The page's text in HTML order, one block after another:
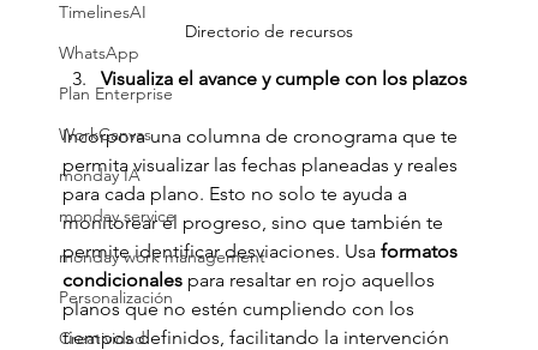
TimelinesAI
WhatsApp
Plan Enterprise
WorkCanvas
monday IA
monday service
monday work management
Personalización
Creatividad
Directorio de recursos
Visualiza el avance y cumple con los plazos
Incorpora una columna de cronograma que te
permita visualizar las fechas planeadas y reales
para cada plano. Esto no solo te ayuda a
monitorear el progreso, sino que también te
permite identificar desviaciones. Usa formatos
condicionales para resaltar en rojo aquellos
planos que no estén cumpliendo con los
tiempos definidos, facilitando la intervención